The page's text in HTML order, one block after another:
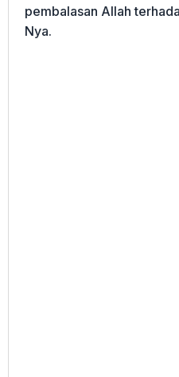
pembalasan Allah
Nya.